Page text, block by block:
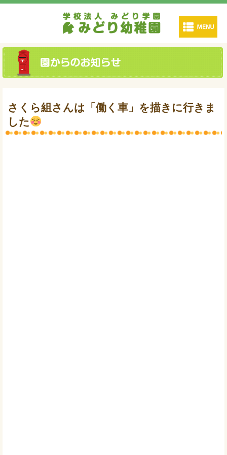
さくら組さんは「働く車」を描きに行きま
した